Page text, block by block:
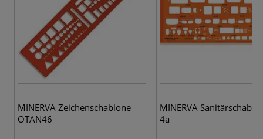
MINERVA Zeichenschablone
OTAN46
MINERVA
4a